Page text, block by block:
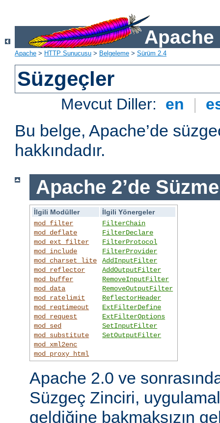
Apache
Apache > HTTP Sunucusu > Belgeleme > Sürüm 2.4
Süzgeçler
Mevcut Diller: en |
Bu belge, Apache’de
hakkındadır.
Apache 2’de
İlgili Modüller
İlgili Yönergeler
mod_filter
mod_deflate
mod_ext_filter
mod_include
mod_charset_lite
mod_reflector
mod_buffer
mod_data
mod_ratelimit
mod_reqtimeout
mod_request
mod_sed
mod_substitute
mod_xml2enc
mod_proxy_html
FilterChain
FilterDeclare
FilterProtocol
FilterProvider
AddInputFilter
AddOutputFilter
RemoveInputFilter
RemoveOutputFilter
ReflectorHeader
ExtFilterDefine
ExtFilterOptions
SetInputFilter
SetOutputFilter
Apache 2.0 ve
Süzgeç Zinciri,
geldiğine bakmaksızın